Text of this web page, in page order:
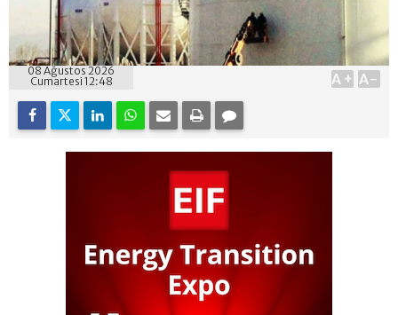
08 Ağustos 2026
Cumartesi 12:48
A+ A-